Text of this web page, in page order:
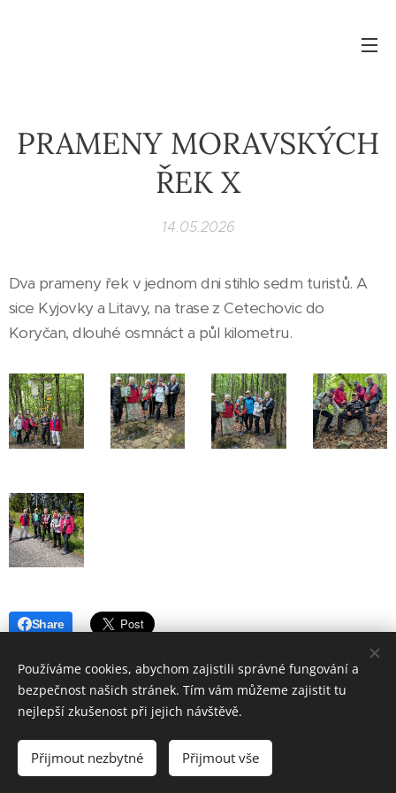
PRAMENY MORAVSKÝCH
ŘEK X
14.05.2026
Dva prameny řek v jednom dni stihlo sedm turistů. A
sice Kyjovky a Litavy, na trase z Cetechovic do
Koryčan, dlouhé osmnáct a půl kilometru.
Share
© 2019 Hostinec u nádraží Červenka | Všechna práva vyhrazena
Vytvořeno službouWebnode
Používáme cookies, abychom zajistili správné fungování a
bezpečnost našich stránek. Tím vám můžeme zajistit tu
nejlepší zkušenost při jejich návštěvě.
Přijmout nezbytné Přijmout vše